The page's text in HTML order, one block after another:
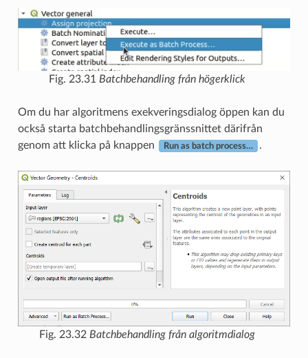
Fig. 23.31 Batchbehandling från högerklick
Om du har algoritmens exekveringsdialog öppen kan du
också starta batchbehandlingsgränssnittet därifrån
genom att klicka på knappen
Run as batch process… .
Fig. 23.32 Batchbehandling från algoritmdialog